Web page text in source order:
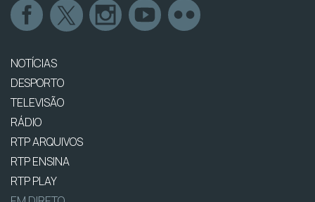
NOTÍCIAS
DESPORTO
TELEVISÃO
RÁDIO
RTP ARQUIVOS
RTP ENSINA
RTP PLAY